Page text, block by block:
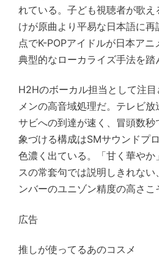
れている。子ども視聴者が歌
けが原曲より平易な日本語に
点でK-POPアイドルが日本ア
典型的なローカライズ手法を踏
H2Hのボーカル担当として注
メンの高音域処理だ。テレビ
サビへの到達が速く、冒頭数
象づける構成はSMサウンドプ
色濃く出ている。「甘く華や
スの常套句では説明しきれない
ンバーのユニゾン精度の高さこ
広告
推しが使ってるあのコスメ